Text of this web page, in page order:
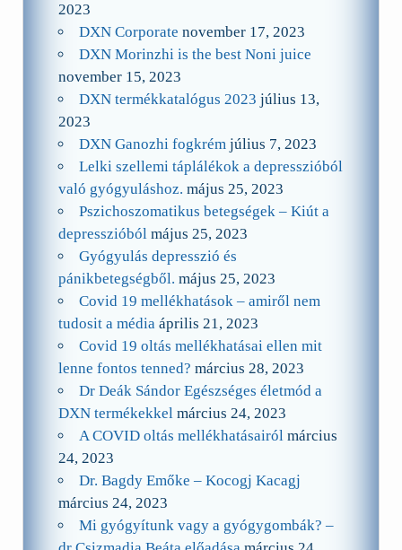
2023
DXN Corporate november 17, 2023
DXN Morinzhi is the best Noni juice
november 15, 2023
DXN termékkatalógus 2023 július 13,
2023
DXN Ganozhi fogkrém július 7, 2023
Lelki szellemi táplálékok a depresszióból
való gyógyuláshoz. május 25, 2023
Pszichoszomatikus betegségek – Kiút a
depresszióból május 25, 2023
Gyógyulás depresszió és
pánikbetegségből. május 25, 2023
Covid 19 mellékhatások – amiről nem
tudosit a média április 21, 2023
Covid 19 oltás mellékhatásai ellen mit
lenne fontos tenned? március 28, 2023
Dr Deák Sándor Egészséges életmód a
DXN termékekkel március 24, 2023
A COVID oltás mellékhatásairól március
24, 2023
Dr. Bagdy Emőke – Kocogj Kacagj
március 24, 2023
Mi gyógyítunk vagy a gyógygombák? –